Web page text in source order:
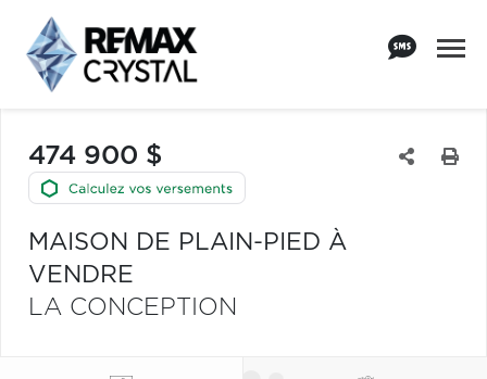
474 900 $
MAISON DE PLAIN-PIED À
VENDRE
LA CONCEPTION